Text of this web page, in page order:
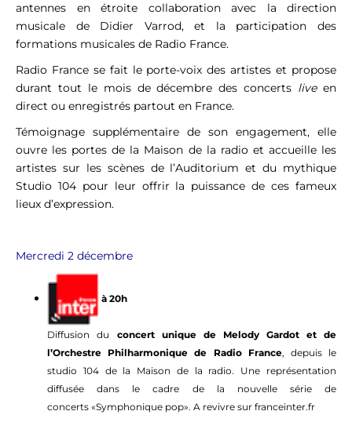
antennes en étroite collaboration avec la direction
musicale de Didier Varrod, et la participation des
formations musicales de Radio France.
Radio France se fait le porte-voix des artistes et propose
durant tout le mois de décembre des concerts liveen
direct ou enregistrés partout en France.
Témoignage supplémentaire de son engagement, elle
ouvre les portes de la Maison de la radio et accueille les
artistes sur les scènes de l’Auditorium et du mythique
Studio 104 pour leur offrir la puissance de ces fameux
lieux d’expression.
Mercredi 2 décembre
à 20h
Diffusion du
concert unique de Melody Gardot et de
l’Orchestre Philharmonique de Radio France, depuis le
studio 104 de la Maison de la radio. Une représentation
diffusée dans le cadre de la nouvelle série de
concerts «Symphonique pop». A revivre sur franceinter.fr